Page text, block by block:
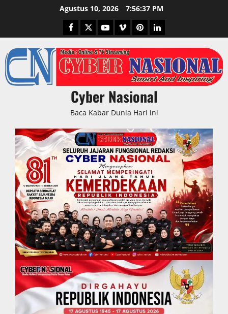
Agustus 10, 2026 7:56:38 PM
Facebook
TwitterYoutubeVimeoPinterestLinkedIn
Cyber Nasional
Baca Kabar Dunia Hari ini